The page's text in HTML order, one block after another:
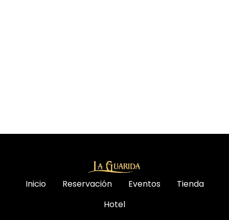
Inicio Reservación Eventos
Tienda
Hotel